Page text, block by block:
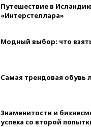
Путешествие в
«Интерстеллара»
Модный выбор: что
Самая трендовая обувь
Знаменитости и
успеха со второй